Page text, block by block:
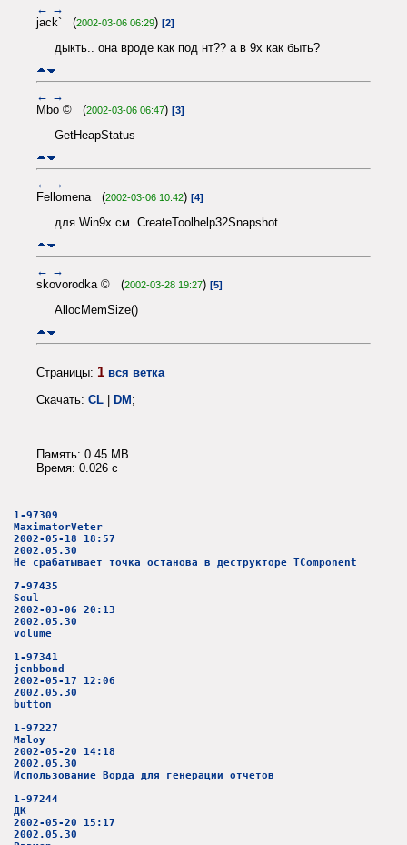
← →
jack` (2002-03-06 06:29) [2]
дыкть.. она вроде как под нт?? а в 9х как быть?
← →
Mbo © (2002-03-06 06:47) [3]
GetHeapStatus
← →
Fellomena (2002-03-06 10:42) [4]
для Win9x см. CreateToolhelp32Snapshot
← →
skovorodka © (2002-03-28 19:27) [5]
AllocMemSize()
Страницы: 1 вся ветка
Скачать: CL | DM;
Память: 0.45 MB
Время: 0.026 c
1-97309
MaximatorVeter
2002-05-18 18:57
2002.05.30
Не срабатывает точка останова в деструкторе TComponent
7-97435
Soul
2002-03-06 20:13
2002.05.30
volume
1-97341
jenbbond
2002-05-17 12:06
2002.05.30
button
1-97227
Maloy
2002-05-20 14:18
2002.05.30
Использование Ворда для генерации отчетов
1-97244
ДК
2002-05-20 15:17
2002.05.30